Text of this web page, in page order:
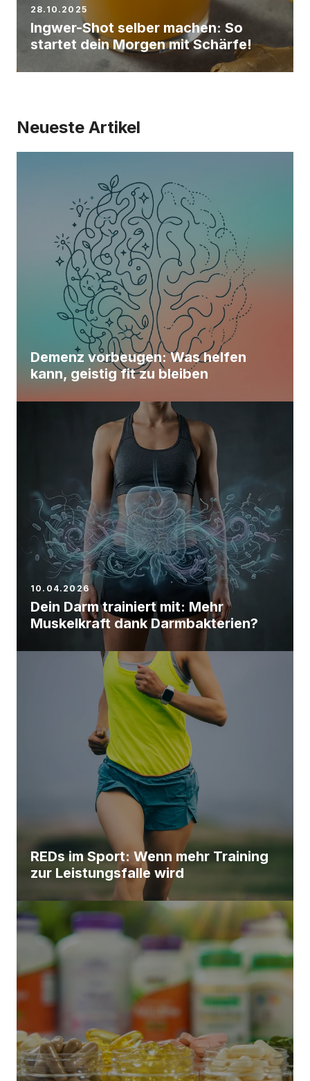
28.10.2025
Ingwer-Shot selber machen: So
startet dein Morgen mit Schärfe!
Neueste Artikel
Demenz vorbeugen: Was helfen
kann, geistig fit zu bleiben
10.04.2026
Dein Darm trainiert mit: Mehr
Muskelkraft dank Darmbakterien?
REDs im Sport: Wenn mehr Training
zur Leistungsfalle wird